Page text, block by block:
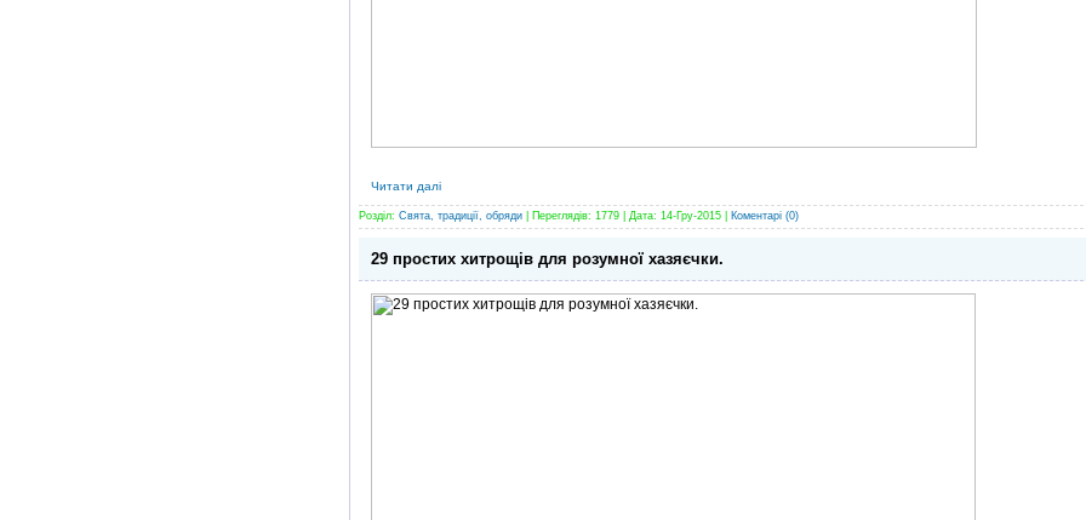
Читати далі
Розділ: Свята, традиції, обряди| Переглядів: 1779 | Дата: 14-Гру-2015| Коментарі (0)
29 простих хитрощів для розумної хазяєчки.